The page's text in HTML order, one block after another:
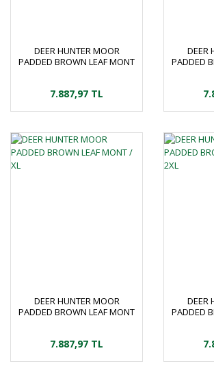
DEER HUNTER MOOR
PADDED BROWN LEAF MONT
7.887,97 TL
DEER
PADDED
DEER HUNTER MOOR
PADDED BROWN LEAF MONT
7.887,97 TL
DEER
PADDED